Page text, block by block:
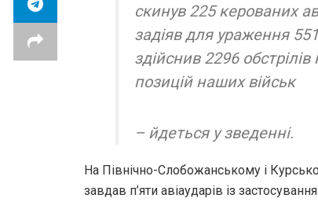
скинув 225 керованих
задіяв для ураження
здійснив 2296
позицій наших військ
– йдеться у зведенні.
На Північно-Слобожанському і
завдав п’яти авіаударів із